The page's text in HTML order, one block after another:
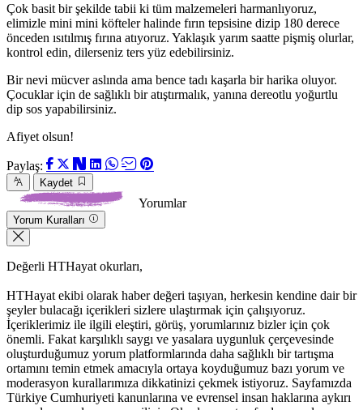
Çok basit bir şekilde tabii ki tüm malzemeleri harmanlıyoruz,
elimizle mini mini köfteler halinde fırın tepsisine dizip 180 derece
önceden ısıtılmış fırına atıyoruz. Yaklaşık yarım saatte pişmiş olurlar,
kontrol edin, dilerseniz ters yüz edebilirsiniz.
Bir nevi mücver aslında ama bence tadı kaşarla bir harika oluyor.
Çocuklar için de sağlıklı bir atıştırmalık, yanına dereotlu yoğurtlu
dip sos yapabilirsiniz.
Afiyet olsun!
Paylaş:
Kaydet
Yorumlar
Yorum Kuralları
Değerli HTHayat okurları,
HTHayat ekibi olarak haber değeri taşıyan, herkesin kendine dair bir
şeyler bulacağı içerikleri sizlere ulaştırmak için çalışıyoruz.
İçeriklerimiz ile ilgili eleştiri, görüş, yorumlarınız bizler için çok
önemli. Fakat karşılıklı saygı ve yasalara uygunluk çerçevesinde
oluşturduğumuz yorum platformlarında daha sağlıklı bir tartışma
ortamını temin etmek amacıyla ortaya koyduğumuz bazı yorum ve
moderasyon kurallarımıza dikkatinizi çekmek istiyoruz. Sayfamızda
Türkiye Cumhuriyeti kanunlarına ve evrensel insan haklarına aykırı